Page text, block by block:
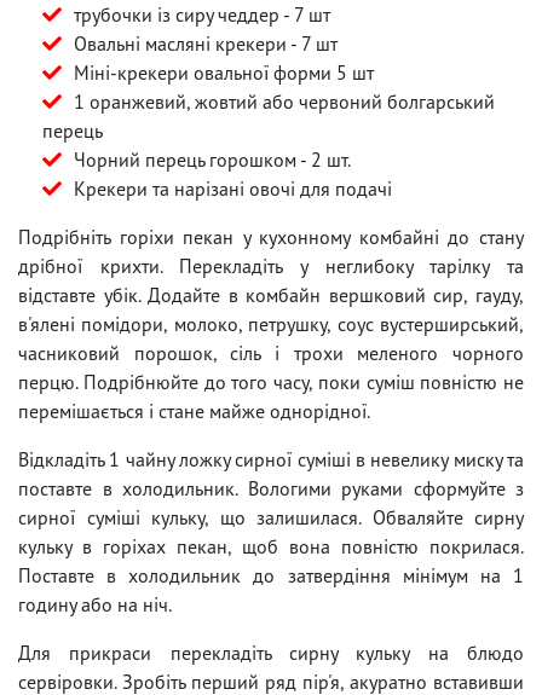
трубочки із сиру чеддер - 7 шт
Овальні масляні крекери - 7 шт
Міні-крекери овальної форми 5 шт
1 оранжевий, жовтий або червоний болгарський
перець
Чорний перець горошком - 2 шт.
Крекери та нарізані овочі для подачі
Подрібніть горіхи пекан у кухонному комбайні до стану
дрібної крихти. Перекладіть у неглибоку тарілку та
відставте убік. Додайте в комбайн вершковий сир, гауду,
в'ялені помідори, молоко, петрушку, соус вустерширський,
часниковий порошок, сіль і трохи меленого чорного
перцю. Подрібнюйте до того часу, поки суміш повністю не
перемішається і стане майже однорідної.
Відкладіть 1 чайну ложку сирної суміші в невелику миску та
поставте в холодильник. Вологими руками сформуйте з
сирної суміші кульку, що залишилася. Обваляйте сирну
кульку в горіхах пекан, щоб вона повністю покрилася.
Поставте в холодильник до затвердіння мінімум на 1
годину або на ніч.
Для прикраси перекладіть сирну кульку на блюдо
сервіровки. Зробіть перший ряд пір'я, акуратно вставивши